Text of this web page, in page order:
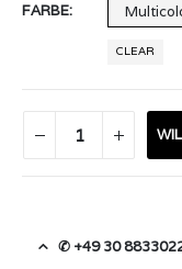
FARBE
CLEAR
✆ +49 30